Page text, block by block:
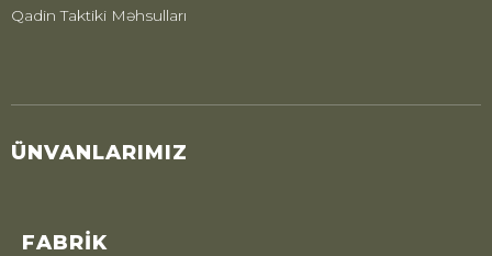
Qadin Taktiki Məhsulları
ÜNVANLARIMIZ
FABRIK